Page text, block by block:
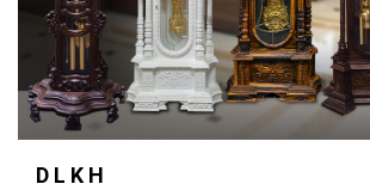
D L K H